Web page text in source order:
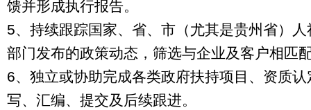
馈并形成执行报告。
5、持续跟踪国家、省、市（尤其是贵州省）
部门发布的政策动态，筛选与企业及客户相匹
6、独立或协助完成各类政府扶持项目、资质
写、汇编、提交及后续跟进。